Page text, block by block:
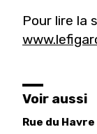
Pour lire la
Voir aussi
Rue du Havre